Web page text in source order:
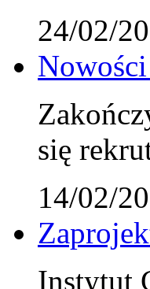
24/02/
się
14/02/
Instytut